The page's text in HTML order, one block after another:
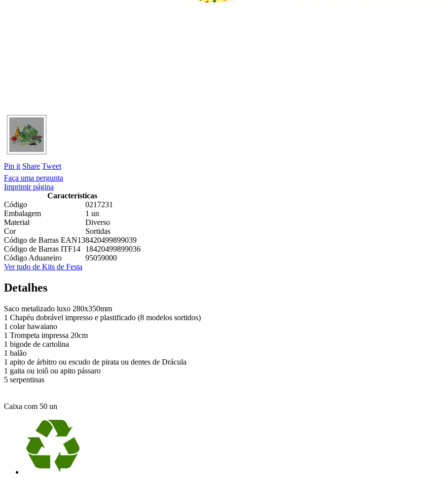
Pin it Share Tweet
Faça uma pergunta
Imprimir página
Características
Código
0217231
Embalagem
1 un
Material
Diverso
Cor
Sortidas
Código de Barras EAN138420499899039
Código de Barras ITF14
18420499899036
Código Aduaneiro
95059000
Ver tudo de Kits de Festa
Detalhes
Saco metalizado luxo 280x350mm
1 Chapéu dobrável impresso e plastificado (8 modelos sortidos)
1 colar hawaiano
1 Trompeta impressa 20cm
1 bigode de cartolina
1 balão
1 apito de árbitro ou escudo de pirata ou dentes de Drácula
1 gaita ou ioiô ou apito pássaro
5 serpentinas
Caixa com 50 un